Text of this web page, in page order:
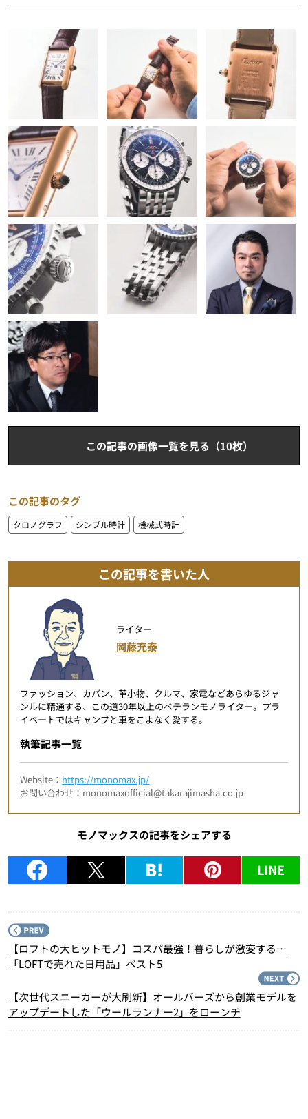
この記事の画像一覧を見る（10枚）
この記事のタグ
クロノグラフ シンプル時計 機械式時計
この記事を書いた人
ライター
岡藤充泰
ファッション、カバン、革小物、クルマ、家電などあらゆるジャ
ンルに精通する、この道30年以上のベテランモノライター。プラ
イベートではキャンプと車をこよなく愛する。
執筆記事一覧
Website： https://monomax.jp/
お問い合わせ：monomaxofficial@takarajimasha.co.jp
モノマックスの記事をシェアする
LINE
【ロフトの大ヒットモノ】コスパ最強！暮らしが激変する…
「LOFTで売れた日用品」ベスト5
【次世代スニーカーが大刷新】オールバーズから創業モデルを
アップデートした「ウールランナー2」をローンチ